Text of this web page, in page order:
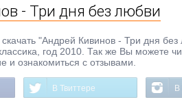
- Три дня без любви
скачать "Андрей Кивинов - Три дня
год 2010. Так же Вы можете
и ознакомиться с отзывами.
В Твиттере В